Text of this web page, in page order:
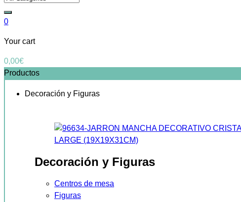
0
Your cart
0,00€
Productos
Decoración y Figuras
Decoración y Figuras
Centros de mesa
Figuras